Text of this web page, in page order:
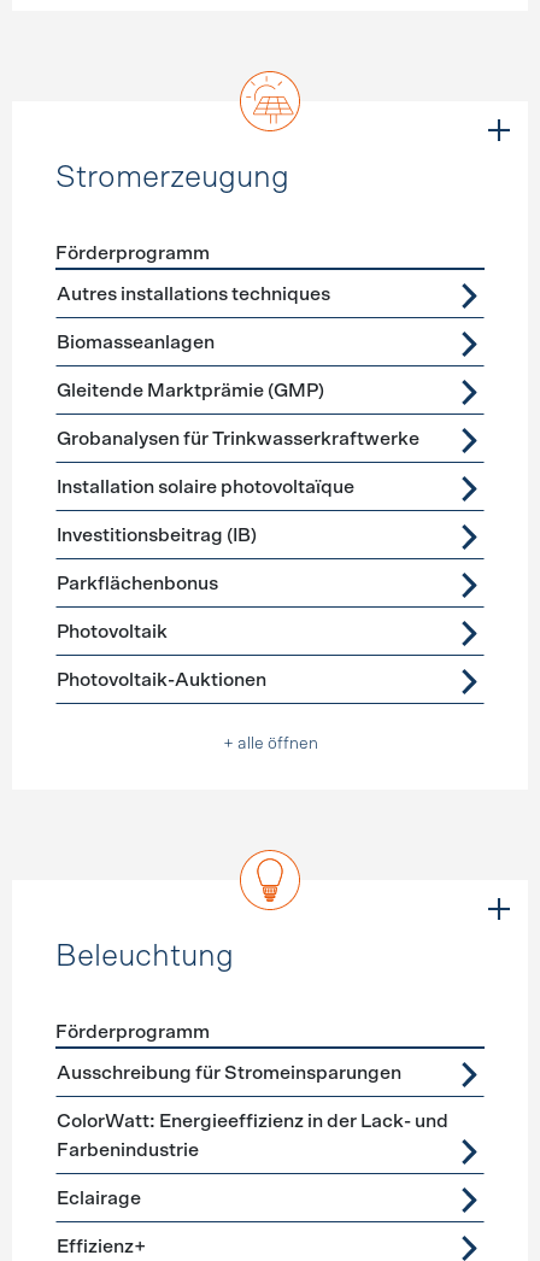
Stromerzeugung
Förderprogramme Stromerzeugung
Förderprogramm
Autres installations techniques
Biomasseanlagen
Gleitende Marktprämie (GMP)
Grobanalysen für Trinkwasserkraftwerke
Installation solaire photovoltaïque
Investitionsbeitrag (IB)
Parkflächenbonus
Photovoltaik
Photovoltaik-Auktionen
+ alle öffnen
Beleuchtung
Förderprogramme Beleuchtung
Förderprogramm
Ausschreibung für Stromeinsparungen
ColorWatt: Energieeffizienz in der Lack- und
Farbenindustrie
Eclairage
Effizienz+